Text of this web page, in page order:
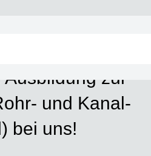
zur
und Kanal­
bei uns!